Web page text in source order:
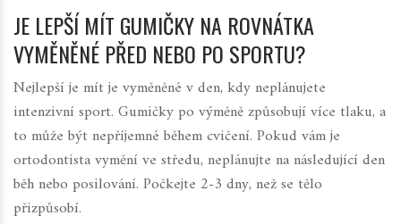
JE LEPŠÍ MÍT GUMIČKY NA ROVNÁTKA
VYMĚNĚNÉ PŘED NEBO PO SPORTU?
Nejlepší je mít je vyměněné v den, kdy neplánujete
intenzivní sport. Gumičky po výměně způsobují více tlaku, a
to může být nepříjemné během cvičení. Pokud vám je
ortodontista vymění ve středu, neplánujte na následující den
běh nebo posilování. Počkejte 2-3 dny, než se tělo
přizpůsobí.